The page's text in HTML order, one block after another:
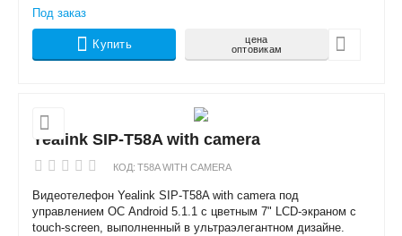
Под заказ
Купить
цена
оптовикам
Yealink SIP-T58A with camera
КОД: T58A WITH CAMERA
Видеотелефон Yealink SIP-T58A with camera под
управлением ОС Android 5.1.1 с цветным 7" LCD-экраном с
touch-screen, выполненный в ультраэлегантном дизайне.